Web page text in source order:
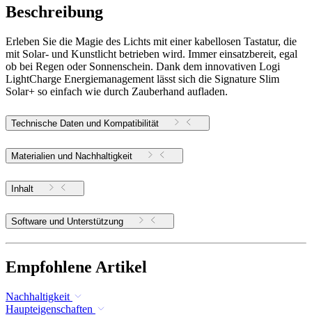
Beschreibung
Erleben Sie die Magie des Lichts mit einer kabellosen Tastatur, die
mit Solar- und Kunstlicht betrieben wird. Immer einsatzbereit, egal
ob bei Regen oder Sonnenschein. Dank dem innovativen Logi
LightCharge Energiemanagement lässt sich die Signature Slim
Solar+ so einfach wie durch Zauberhand aufladen.
Technische Daten und Kompatibilität
Materialien und Nachhaltigkeit
Inhalt
Software und Unterstützung
Empfohlene Artikel
Nachhaltigkeit
Haupteigenschaften